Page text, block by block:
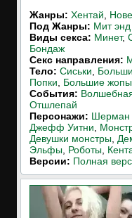
Жанры: Хентай
Под Жанры: Мит
Виды секса: Минет,
Бондаж
Cекс направления:
Тело: Сиськи
Попки
Большие жопы
События:
Отшлепай
Персонажи:
Джефф Уитни
Девушки монстры
Эльфы Роботы
Версии: Полная